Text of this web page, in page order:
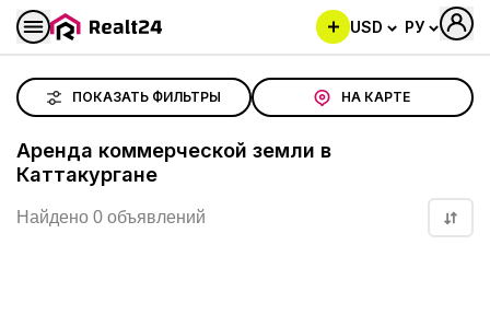
USD РУ
ПОКАЗАТЬ ФИЛЬТРЫ НА КАРТЕ
Аренда коммерческой земли в
Каттакургане
Найдено 0 объявлений